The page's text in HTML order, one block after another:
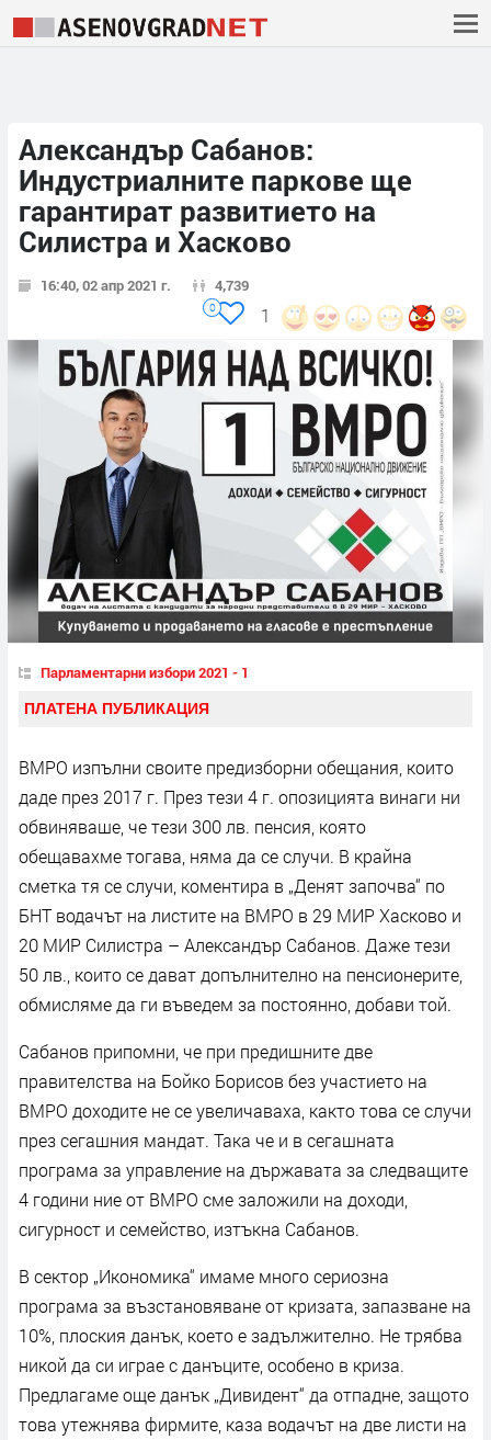
Александър Сабанов:
Индустриалните паркове ще
гарантират развитието на
Силистра и Хасково
16:40, 02 апр 2021 г. 4,739
1
0
Парламентарни избори 2021 - 1
ПЛАТЕНА ПУБЛИКАЦИЯ
ВМРО изпълни своите предизборни обещания, които
даде през 2017 г. През тези 4 г. опозицията винаги ни
обвиняваше, че тези 300 лв. пенсия, която
обещавахме тогава, няма да се случи. В крайна
сметка тя се случи, коментира в „Денят започва“ по
БНТ водачът на листите на ВМРО в 29 МИР Хасково и
20 МИР Силистра – Александър Сабанов. Даже тези
50 лв., които се дават допълнително на пенсионерите,
обмисляме да ги въведем за постоянно, добави той.
Сабанов припомни, че при предишните две
правителства на Бойко Борисов без участието на
ВМРО доходите не се увеличаваха, както това се случи
през сегашния мандат. Така че и в сегашната
програма за управление на държавата за следващите
4 години ние от ВМРО сме заложили на доходи,
сигурност и семейство, изтъкна Сабанов.
В сектор „Икономика“ имаме много сериозна
програма за възстановяване от кризата, запазване на
10%, плоския данък, което е задължително. Не трябва
никой да си играе с данъците, особено в криза.
Предлагаме още данък „Дивидент“ да отпадне, защото
това утежнява фирмите, каза водачът на две листи на